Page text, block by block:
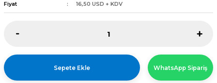
FANLAR
Fiyat
16,50 USD + KDV
Sepete Ekle WhatsApp Sipariş